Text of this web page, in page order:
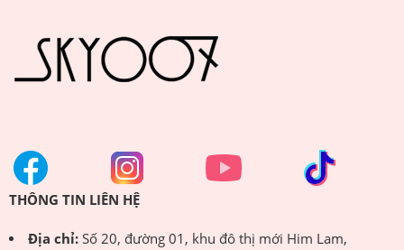
THÔNG TIN LIÊN HỆ
Địa chỉ:Số 20, đường 01, khu đô thị mới Him Lam,